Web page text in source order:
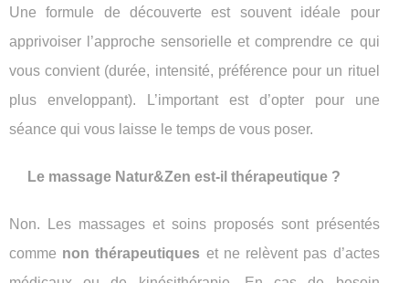
Une formule de découverte est souvent idéale pour
apprivoiser l’approche sensorielle et comprendre ce qui
vous convient (durée, intensité, préférence pour un rituel
plus enveloppant). L’important est d’opter pour une
séance qui vous laisse le temps de vous poser.
Le massage Natur&Zen est-il thérapeutique ?
Non. Les massages et soins proposés sont présentés
comme non thérapeutiques et ne relèvent pas d’actes